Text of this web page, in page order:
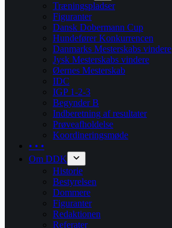
Træningspladser
Figuranter
Dansk Dobermann Cup
Hundefører Konkurrencen
Danmarks Mesterskabs vindere
Jysk Mesterskabs vindere
Øernes Mesterskab
IDC
IGP 1-2-3
Begynder B
Indberetning af resultater
Prøveafholdelse
Koordineringsmøde
• • •
Om DDK
Historie
Bestyrelsen
Dommere
Figuranter
Redaktionen
Referater